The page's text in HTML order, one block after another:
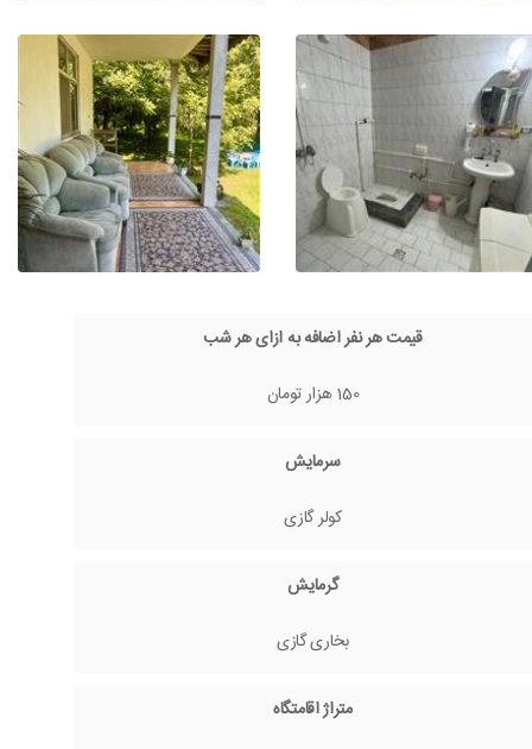
قیمت هر نفر اضافه به ازای هر شب
150 هزار تومان
سرمایش
کولر گازی
گرمایش
بخاری گازی
متراژ اقامتگاه